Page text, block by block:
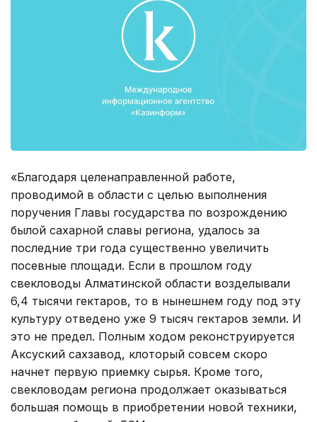
«Благодаря целенаправленной работе,
проводимой в области с целью выполнения
поручения Главы государства по возрождению
былой сахарной славы региона, удалось за
последние три года существенно увеличить
посевные площади. Если в прошлом году
свекловоды Алматинской области возделывали
6,4 тысячи гектаров, то в нынешнем году под эту
культуру отведено уже 9 тысяч гектаров земли. И
это не предел. Полным ходом реконструируется
Аксуский сахзавод, клоторый совсем скоро
начнет первую приемку сырья. Кроме того,
свекловодам региона продолжает оказываться
большая помощь в приобретении новой техники,